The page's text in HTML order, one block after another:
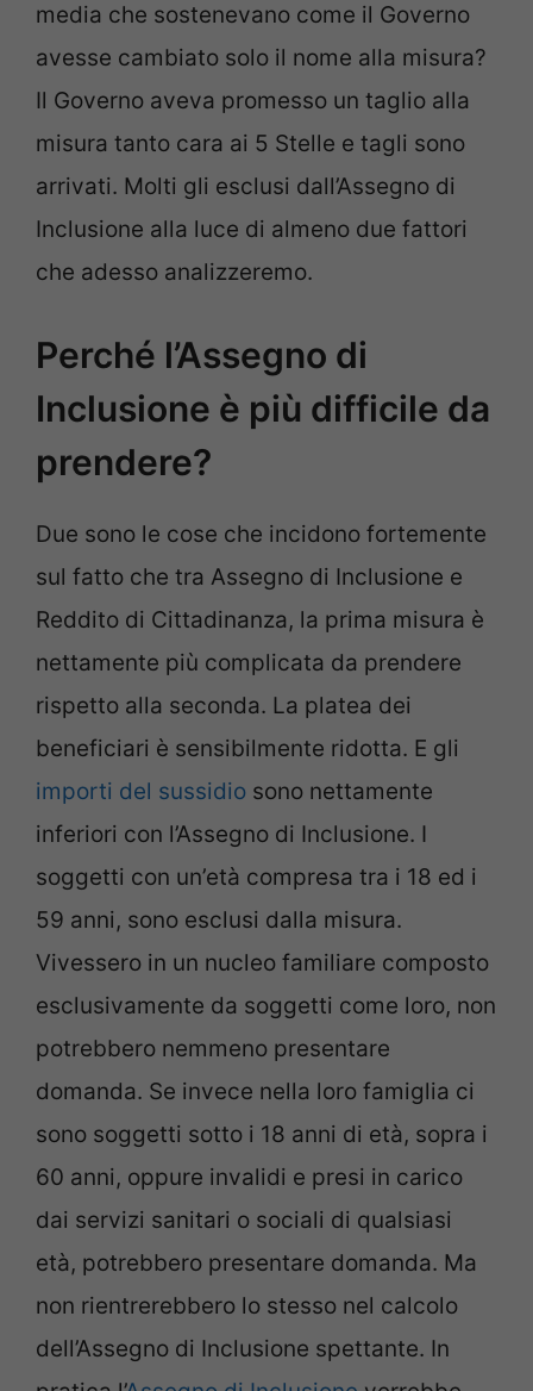
media che sostenevano come il Governo
avesse cambiato solo il nome alla misura?
Il Governo aveva promesso un taglio alla
misura tanto cara ai 5 Stelle e tagli sono
arrivati. Molti gli esclusi dall’Assegno di
Inclusione alla luce di almeno due fattori
che adesso analizzeremo.
Perché l’Assegno di
Inclusione è più difficile da
prendere?
Due sono le cose che incidono fortemente
sul fatto che tra Assegno di Inclusione e
Reddito di Cittadinanza, la prima misura è
nettamente più complicata da prendere
rispetto alla seconda. La platea dei
beneficiari è sensibilmente ridotta. E gli
importi del sussidio sono nettamente
inferiori con l’Assegno di Inclusione. I
soggetti con un’età compresa tra i 18 ed i
59 anni, sono esclusi dalla misura.
Vivessero in un nucleo familiare composto
esclusivamente da soggetti come loro, non
potrebbero nemmeno presentare
domanda. Se invece nella loro famiglia ci
sono soggetti sotto i 18 anni di età, sopra i
60 anni, oppure invalidi e presi in carico
dai servizi sanitari o sociali di qualsiasi
età, potrebbero presentare domanda. Ma
non rientrerebbero lo stesso nel calcolo
dell’Assegno di Inclusione spettante. In